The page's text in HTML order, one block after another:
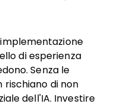
di esperienza
Senza le
rischiano di non
dell'IA. Investire